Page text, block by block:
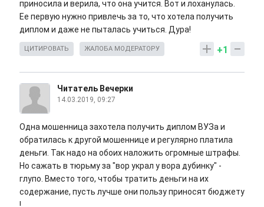
приносила и верила, что она учится. Вот и лоханулась.
Ее первую нужно привлечь за то, что хотела получить
диплом и даже не пыталась учиться. Дура!
+1
ЦИТИРОВАТЬ ЖАЛОБА МОДЕРАТОРУ
Читатель Вечерки
14.03.2019, 09:27
Одна мошенница захотела получить диплом ВУЗа и
обратилась к другой мошеннице и регулярно платила
деньги. Так надо на обоих наложить огромные штрафы.
Но сажать в тюрьму за "вор украл у вора дубинку" -
глупо. Вместо того, чтобы тратить деньги на их
содержание, пусть лучше они пользу приносят бюджету
!